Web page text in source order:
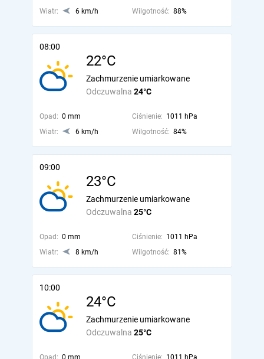
Wiatr: 6 km/h Wilgotność: 88%
08:00
22°C
Odczuwalna 24°C
Zachmurzenie umiarkowane
Opad: 0 mm Ciśnienie: 1011 hPa
Wiatr:
6 km/h Wilgotność: 84%
09:00
23°C
Odczuwalna 25°C
Zachmurzenie umiarkowane
Opad: 0 mm Ciśnienie: 1011 hPa
Wiatr:
8 km/h Wilgotność: 81%
10:00
24°C
Odczuwalna 25°C
Zachmurzenie umiarkowane
Opad: 0 mm Ciśnienie: 1011 hPa